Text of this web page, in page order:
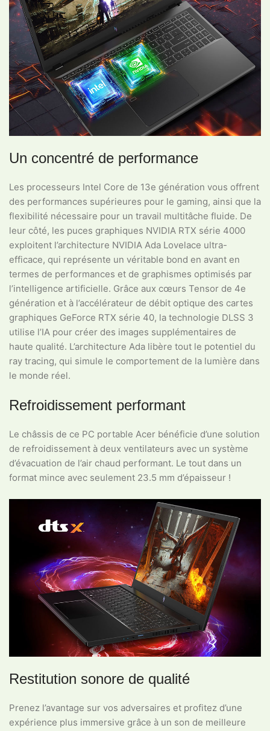
Un concentré de performance
Les processeurs Intel Core de 13e génération vous offrent
des performances supérieures pour le gaming, ainsi que la
flexibilité nécessaire pour un travail multitâche fluide. De
leur côté, les puces graphiques NVIDIA RTX série 4000
exploitent l’architecture NVIDIA Ada Lovelace ultra-
efficace, qui représente un véritable bond en avant en
termes de performances et de graphismes optimisés par
l’intelligence artificielle. Grâce aux cœurs Tensor de 4e
génération et à l’accélérateur de débit optique des cartes
graphiques GeForce RTX série 40, la technologie DLSS 3
utilise l’IA pour créer des images supplémentaires de
haute qualité. L’architecture Ada libère tout le potentiel du
ray tracing, qui simule le comportement de la lumière dans
le monde réel.
Refroidissement performant
Le châssis de ce PC portable Acer bénéficie d’une solution
de refroidissement à deux ventilateurs avec un système
d’évacuation de l’air chaud performant. Le tout dans un
format mince avec seulement 23.5 mm d’épaisseur !
Restitution sonore de qualité
Prenez l’avantage sur vos adversaires et profitez d’une
expérience plus immersive grâce à un son de meilleure